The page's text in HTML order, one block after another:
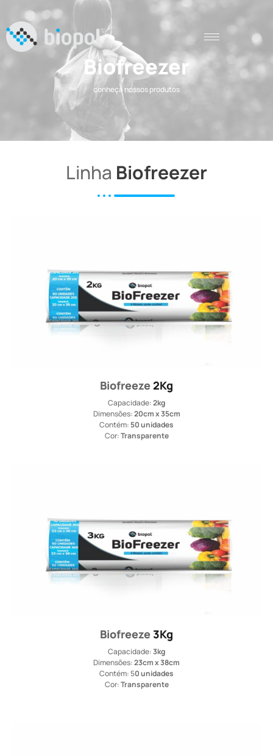
Biofreezer
conheça nossos produtos
Linha Biofreezer
Biofreeze 2Kg
Capacidade:2kg
Dimensões:20cm x 35cm
Contém:50 unidades
Cor:Transparente
Biofreeze3Kg
Capacidade:3kg
Dimensões:23cm x 38cm
Contém: 50 unidades
Cor:Transparente